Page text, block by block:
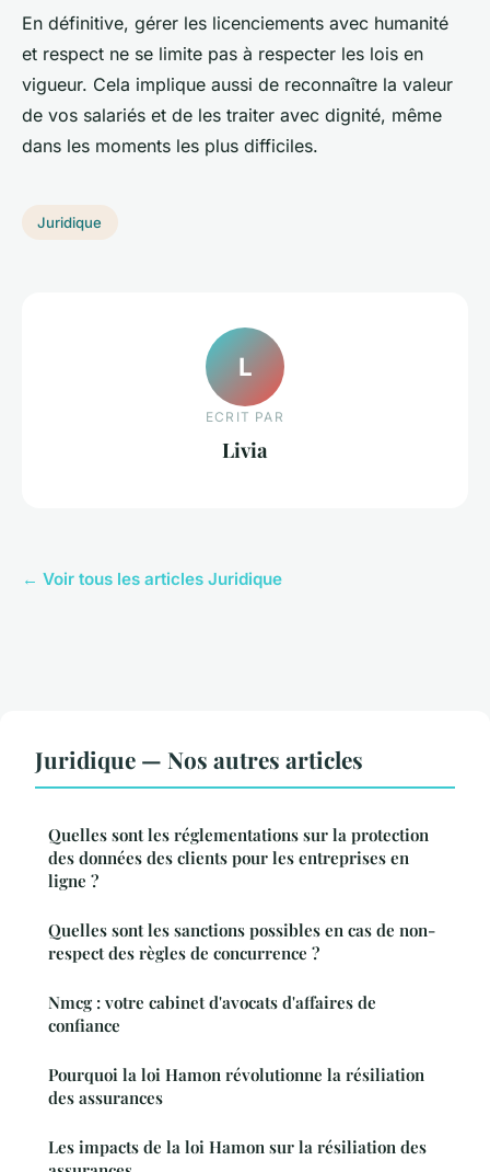
En définitive, gérer les licenciements avec humanité
et respect ne se limite pas à respecter les lois en
vigueur. Cela implique aussi de reconnaître la valeur
de vos salariés et de les traiter avec dignité, même
dans les moments les plus difficiles.
Juridique
L
ECRIT PAR
Livia
← Voir tous les articles Juridique
Juridique — Nos autres articles
Quelles sont les réglementations sur la protection
des données des clients pour les entreprises en
ligne ?
Quelles sont les sanctions possibles en cas de non-
respect des règles de concurrence ?
Nmcg : votre cabinet d'avocats d'affaires de
confiance
Pourquoi la loi Hamon révolutionne la résiliation
des assurances
Les impacts de la loi Hamon sur la résiliation des